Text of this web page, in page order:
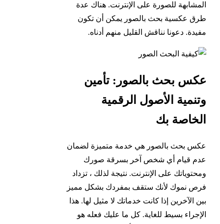
المشابهة للصورة على الإنترنت. هناك عدة
طرق عكسية بحث بالصور يمكن أن تكون
مفيدة. دعونا نناقش القليل منهم أدناه.
عكس بحث بالصور: تأمين
وتنمية الأصول الرقمية
الخاصة بك
عكس بحث بالصور هي خدمة متميزة لضمان
عدم قيام أي شخص آخر بسرقة صورك
ومحتوياتك على الإنترنت. نتيجة لذلك ، تزداد
فرص نموك لأنك ستقف بمفردك بشكل مميز
بين الآخرين إذا كانت خدماتك لا مثيل لها. هذا
الإجراء بسيط للغاية. كل ما عليك فعله هو